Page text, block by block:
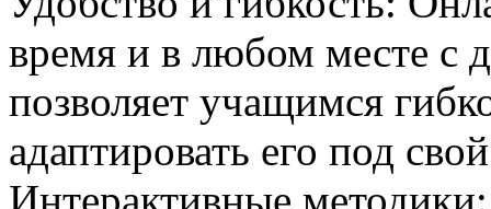
время и в любом месте с
позволяет учащимся
адаптировать его под
Интерактивные